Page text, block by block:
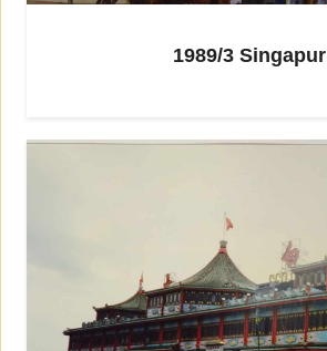
1989/3 Singapur